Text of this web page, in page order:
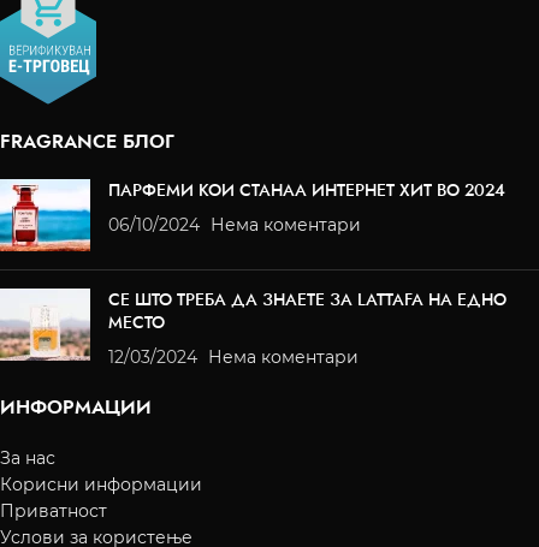
FRAGRANCE БЛОГ
ПАРФЕМИ КОИ СТАНАА ИНТЕРНЕТ ХИТ ВО 2024
06/10/2024 Нема коментари
СЕ ШТО ТРЕБА ДА ЗНАЕТЕ ЗА LATTAFA НА ЕДНО
МЕСТО
12/03/2024 Нема коментари
ИНФОРМАЦИИ
За нас
Корисни информации
Приватност
Услови за користење